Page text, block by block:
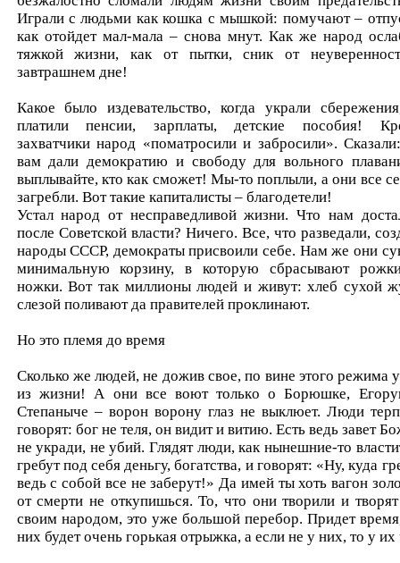
Играли с людьми как кошка с мышкой: помучают –
как отойдет мал-мала – снова мнут. Как же народ
тяжкой жизни, как от пытки, сник от
завтрашнем дне!
Какое было издевательство, когда украли
платили пенсии, зарплаты, детские пособия!
захватчики народ «поматросили и забросили».
вам дали демократию и свободу для вольного
выплывайте, кто как сможет! Мы-то поплыли, а они все
загребли. Вот такие капиталисты – благодетели!
Устал народ от несправедливой жизни. Что нам
после Советской власти? Ничего. Все, что разведали,
народы СССР, демократы присвоили себе. Нам же они
минимальную корзину, в которую сбрасывают
ножки. Вот так миллионы людей и живут: хлеб сухой
слезой поливают да правителей проклинают.
Но это племя до время
Сколько же людей, не дожив свое, по вине этого режима
из жизни! А они все воют только о Борюшке,
Степаныче – ворон ворону глаз не выклюет. Люди
говорят: бог не теля, он видит и витию. Есть ведь завет
не укради, не убий. Глядят люди, как нынешние-то
гребут под себя деньгу, богатства, и говорят: «Ну, куда
ведь с собой все не заберут!» Да имей ты хоть вагон
от смерти не откупишься. То, что они творили и
своим народом, это уже большой перебор. Придет
них будет очень горькая отрыжка, а если не у них, то у их